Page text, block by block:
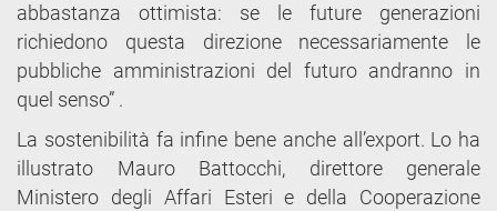
abbastanza ottimista: se le future generazioni
richiedono questa direzione necessariamente le
pubbliche amministrazioni del futuro andranno in
quel senso” .
La sostenibilità fa infine bene anche all’export. Lo ha
illustrato Mauro Battocchi, direttore generale
Ministero degli Affari Esteri e della Cooperazione